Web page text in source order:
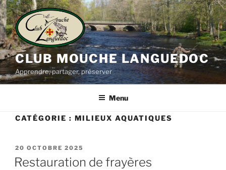
Aller
au
contenu
principal
CLUB MOUCHE LANGUEDOC
Apprendre, partager, préserver
Menu
CATÉGORIE : MILIEUX AQUATIQUES
PUBLIÉ
LE
20 OCTOBRE 2025
Restauration de frayères